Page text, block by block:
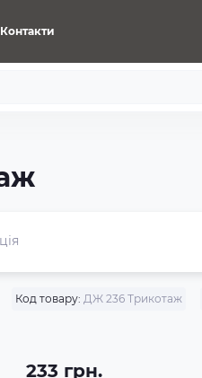
Контакти
Код товару: ДЖ 236 Трикотаж
233 грн.